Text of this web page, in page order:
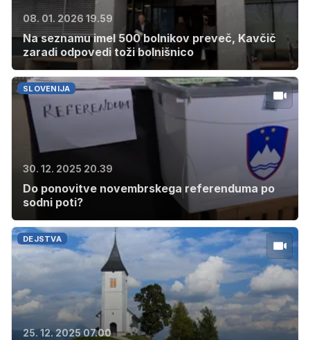
08. 01. 2026 19.59
Na seznamu imel 500 bolnikov preveč, Kavčič
zaradi odpovedi toži bolnišnico
SLOVENIJA
30. 12. 2025 20.39
Do ponovitve novembrskega referenduma po
sodni poti?
DEJSTVA
25. 12. 2025 07.00